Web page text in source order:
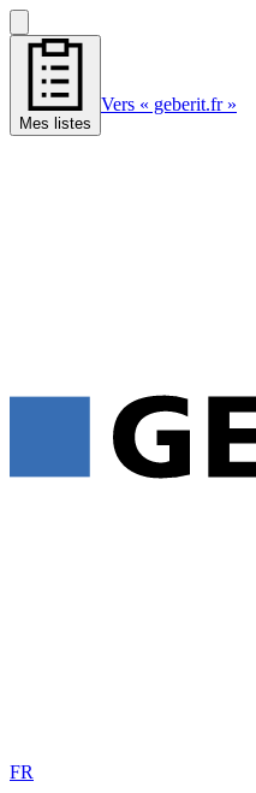
Mes listes
Vers « geberit.fr »
FR